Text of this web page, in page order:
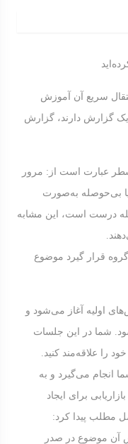
سریع آن آموزش
یک گزارش دارند، گزارش
عبارت است از: مرور
بی‌حوصله به‌صورت
بله درست است، این مشابه
گروه قرار گیرد موضوع
اولیه آغاز می‌شود و
شما در این جلسات
را علاقه‌مند کنید.
انجام می‌گیرد و به
برای ایجاد
مطلب پیدا کرد:
آن موضوع در صدر